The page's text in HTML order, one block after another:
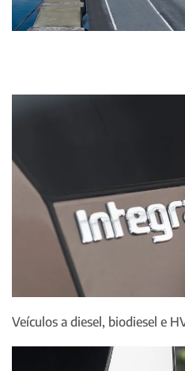
Veículos a diesel, biodiesel e